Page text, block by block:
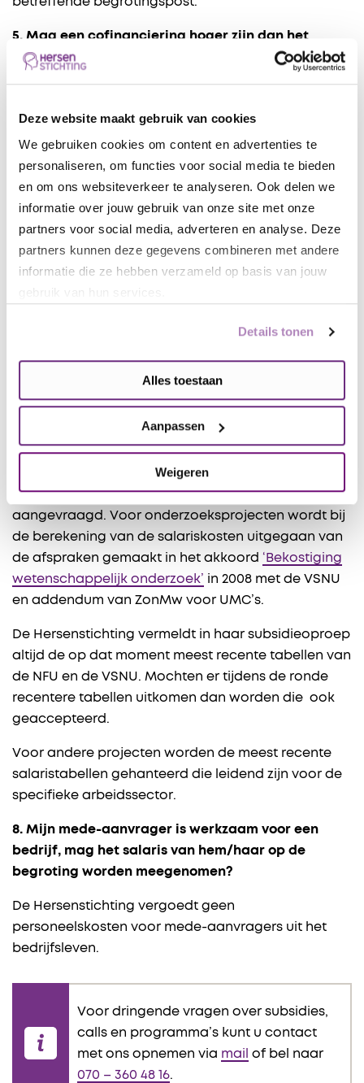
Deze website maakt gebruik van cookies
We gebruiken cookies om content en advertenties te
personaliseren, om functies voor social media te bieden
en om ons websiteverkeer te analyseren. Ook delen we
informatie over jouw gebruik van onze site met onze
partners voor social media, adverteren en analyse. Deze
partners kunnen deze gegevens combineren met andere
informatie die ze hebben verzameld op basis van jouw
gebruik van hun services.
Details tonen
Alles toestaan
Aanpassen
Weigeren
5. Mag een cofinanciering hoger zijn dan het
budget dat ik aanvraag bij de Hersenstichting?
subsidieronde om hoofdfinancier te zijn. Dit houdt in
mag zijn dan het aangevraagde budget bij de
Hersenstichting. Het opgetelde totaalbedrag van
de afzonderlijke cofinancieringen mag wel hoger
Begroting
6. Mag ik de aanschaf van apparatuur op de
begroting van mijn subsidieaanvraag toevoegen?
De Hersenstichting vergoedt geen aanschaf van
apparatuur. Aanvragen voor de aanschaf van
apparatuur zullen niet worden gehonoreerd.
Dit hangt af van het type project dat wordt
aangevraagd. Voor onderzoeksprojecten wordt bij
de berekening van de salariskosten uitgegaan van
de afspraken gemaakt in het akkoord ‘Bekostiging
wetenschappelijk onderzoek’ in 2008 met de VSNU
en addendum van ZonMw voor UMC’s.
De Hersenstichting vermeldt in haar subsidieoproep
altijd de op dat moment meest recente tabellen van
de NFU en de VSNU. Mochten er tijdens de ronde
recentere tabellen uitkomen dan worden die ook
geaccepteerd.
Voor andere projecten worden de meest recente
salaristabellen gehanteerd die leidend zijn voor de
specifieke arbeidssector.
8. Mijn mede-aanvrager is werkzaam voor een
bedrijf, mag het salaris van hem/haar op de
begroting worden meegenomen?
De Hersenstichting vergoedt geen
personeelskosten voor mede-aanvragers uit het
bedrijfsleven.
Voor dringende vragen over subsidies,
calls en programma’s kunt u contact
met ons opnemen via mail of bel naar
070 – 360 48 16.